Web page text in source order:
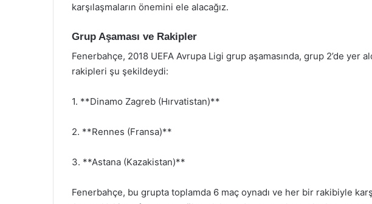
karşılaşmaların önemini ele alacağız.
Grup Aşaması ve Rakipler
Fenerbahçe, 2018 UEFA Avrupa Ligi grup aşamasında, grup 2’de yer
rakipleri şu şekildeydi:
1. **Dinamo Zagreb (Hırvatistan)**
2. **Rennes (Fransa)**
3. **Astana (Kazakistan)**
Fenerbahçe, bu grupta toplamda 6 maç oynadı ve her bir rakibiyle